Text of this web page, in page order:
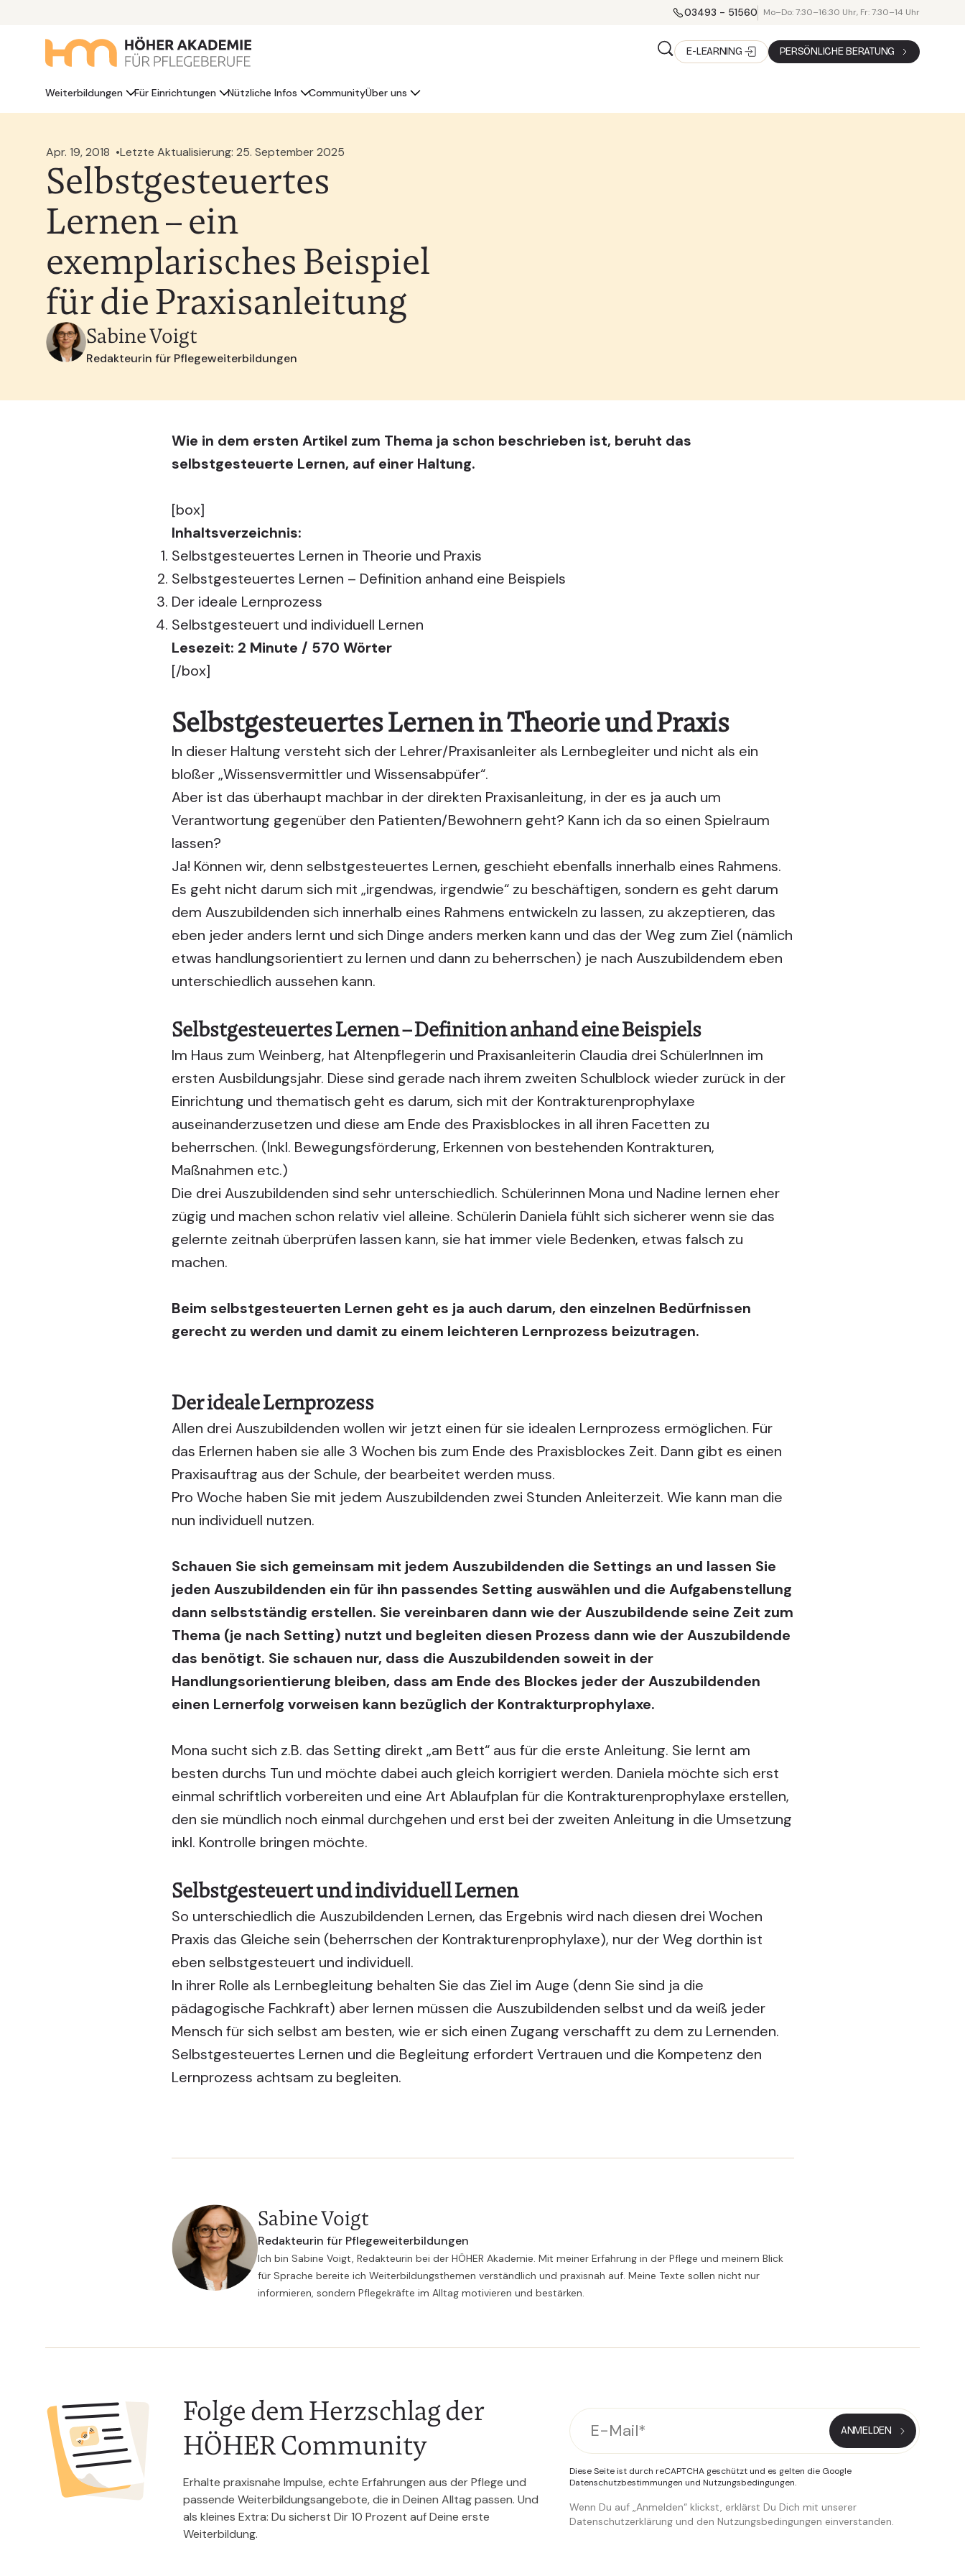
03493 - 51560 Mo–Do: 7:30–16:30 Uhr, Fr: 7:30–14 Uhr
Weiterbildungen Für Einrichtungen Nützliche Infos CommunityÜber uns
E-LEARNING PERSÖNLICHE BERATUNG
Apr. 19, 2018 Letzte Aktualisierung: 25. September 2025
Selbstgesteuertes
Lernen – ein
exemplarisches Beispiel
für die Praxisanleitung
Sabine Voigt
Redakteurin für Pflegeweiterbildungen
Wie in dem ersten Artikel zum Thema ja schon beschrieben ist, beruht das
selbstgesteuerte Lernen, auf einer Haltung.
[box]
Inhaltsverzeichnis:
Selbstgesteuertes Lernen in Theorie und Praxis
Selbstgesteuertes Lernen – Definition anhand eine Beispiels
Der ideale Lernprozess
Selbstgesteuert und individuell Lernen
Lesezeit: 2 Minute / 570 Wörter
[/box]
Selbstgesteuertes Lernen in Theorie und Praxis
In dieser Haltung versteht sich der Lehrer/Praxisanleiterals Lernbegleiter und nicht als ein
bloßer „Wissensvermittler und Wissensabpüfer“.
Aber ist das überhaupt machbar in der direkten Praxisanleitung, in der es ja auch um
Verantwortung gegenüber den Patienten/Bewohnern geht? Kann ich da so einen Spielraum
lassen?
Ja! Können wir, denn selbstgesteuertes Lernen, geschieht ebenfalls innerhalb eines Rahmens.
Es geht nicht darum sich mit „irgendwas, irgendwie“ zu beschäftigen, sondern es geht darum
dem Auszubildenden sich innerhalb eines Rahmens entwickeln zu lassen, zu akzeptieren, das
eben jeder anders lernt und sich Dinge anders merken kann und das der Weg zum Ziel (nämlich
etwas handlungsorientiert zu lernen und dann zu beherrschen) je nach Auszubildendem eben
unterschiedlich aussehen kann.
Selbstgesteuertes Lernen – Definition anhand eine Beispiels
Im Haus zum Weinberg, hat Altenpflegerin und Praxisanleiterin Claudia drei SchülerInnen im
ersten Ausbildungsjahr. Diese sind gerade nach ihrem zweiten Schulblock wieder zurück in der
Einrichtung und thematisch geht es darum, sich mit der Kontrakturenprophylaxe
auseinanderzusetzen und diese am Ende des Praxisblockes in all ihren Facetten zu
beherrschen. (Inkl. Bewegungsförderung, Erkennen von bestehenden Kontrakturen,
Maßnahmen etc.)
Die drei Auszubildenden sind sehr unterschiedlich. Schülerinnen Mona und Nadine lernen eher
zügig und machen schon relativ viel alleine. Schülerin Daniela fühlt sich sicherer wenn sie das
gelernte zeitnah überprüfen lassen kann, sie hat immer viele Bedenken, etwas falsch zu
machen.
Beim selbstgesteuerten Lernen geht es ja auch darum, den einzelnen Bedürfnissen
gerecht zu werden und damit zu einem leichteren Lernprozess beizutragen.
Der ideale Lernprozess
Allen drei Auszubildenden wollen wir jetzt einen für sie idealen Lernprozess ermöglichen. Für
das Erlernen haben sie alle 3 Wochen bis zum Ende des Praxisblockes Zeit. Dann gibt es einen
Praxisauftrag aus der Schule, der bearbeitet werden muss.
Pro Woche haben Sie mit jedem Auszubildenden zwei Stunden Anleiterzeit. Wie kann man die
nun individuell nutzen.
Schauen Sie sich gemeinsam mit jedem Auszubildenden die Settings an und lassen Sie
jeden Auszubildenden ein für ihn passendes Setting auswählen und die Aufgabenstellung
dann selbstständig erstellen. Sie vereinbaren dann wie der Auszubildende seine Zeit zum
Thema (je nach Setting) nutzt und begleiten diesen Prozess dann wie der Auszubildende
das benötigt. Sie schauen nur, dass die Auszubildenden soweit in der
Handlungsorientierung bleiben, dass am Ende des Blockes jeder der Auszubildenden
einen Lernerfolg vorweisen kann bezüglich der Kontrakturprophylaxe.
Mona sucht sich z.B. das Setting direkt „am Bett“ aus für die erste Anleitung. Sie lernt am
besten durchs Tun und möchte dabei auch gleich korrigiert werden. Daniela möchte sich erst
einmal schriftlich vorbereiten und eine Art Ablaufplan für die Kontrakturenprophylaxe erstellen,
den sie mündlich noch einmal durchgehen und erst bei der zweiten Anleitung in die Umsetzung
inkl. Kontrolle bringen möchte.
Selbstgesteuert und individuell Lernen
So unterschiedlich die Auszubildenden Lernen, das Ergebnis wird nach diesen drei Wochen
Praxis das Gleiche sein (beherrschen der Kontrakturenprophylaxe), nur der Weg dorthin ist
eben selbstgesteuert und individuell.
In ihrer Rolle als Lernbegleitung behalten Sie das Ziel im Auge (denn Sie sind ja die
pädagogische Fachkraft) aber lernen müssen die Auszubildenden selbst und da weiß jeder
Mensch für sich selbst am besten, wie er sich einen Zugang verschafft zu dem zu Lernenden.
Selbstgesteuertes Lernen und die Begleitung erfordert Vertrauen und die Kompetenz den
Lernprozess achtsam zu begleiten.
Sabine Voigt
Redakteurin für Pflegeweiterbildungen
Ich bin Sabine Voigt, Redakteurin bei der HÖHER Akademie. Mit meiner Erfahrung in der Pflege und meinem Blick
für Sprache bereite ich Weiterbildungsthemen verständlich und praxisnah auf. Meine Texte sollen nicht nur
informieren, sondern Pflegekräfte im Alltag motivieren und bestärken.
Folge dem Herzschlag der
HÖHER Community
Erhalte praxisnahe Impulse, echte Erfahrungen aus der Pflege und
passende Weiterbildungsangebote, die in Deinen Alltag passen. Und
als kleines Extra: Du sicherst Dir 10 Prozent auf Deine erste
Weiterbildung.
Diese Seite ist durch reCAPTCHA geschützt und es gelten die Google
Datenschutzbestimmungen und Nutzungsbedingungen.
Wenn Du auf „Anmelden“ klickst, erklärst Du Dich mit unserer
Datenschutzerklärung und den Nutzungsbedingungen einverstanden.